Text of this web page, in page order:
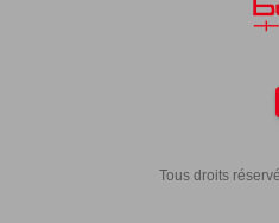
Tous droits